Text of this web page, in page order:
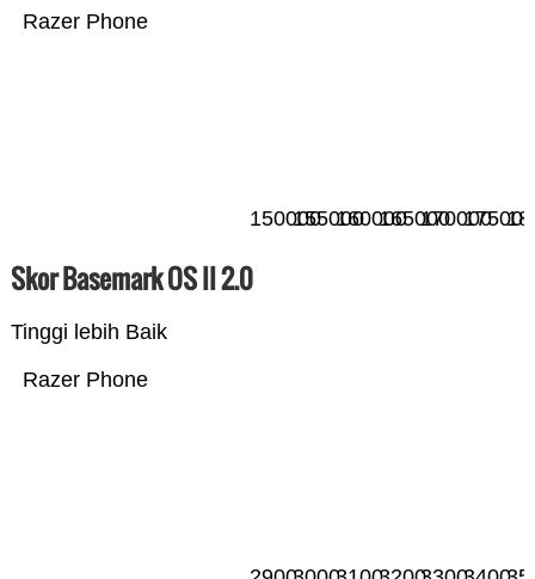
Razer Phone
150000155000160000165000170000175000
Skor Basemark OS II 2.0
Tinggi lebih Baik
Razer Phone